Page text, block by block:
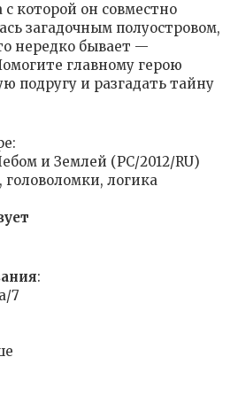
которой он совместно
загадочным полуостровом,
нередко бывает —
главному герою
подругу и разгадать тайну
и Землей (РС/2012/RU)
головоломки, логика
:
7